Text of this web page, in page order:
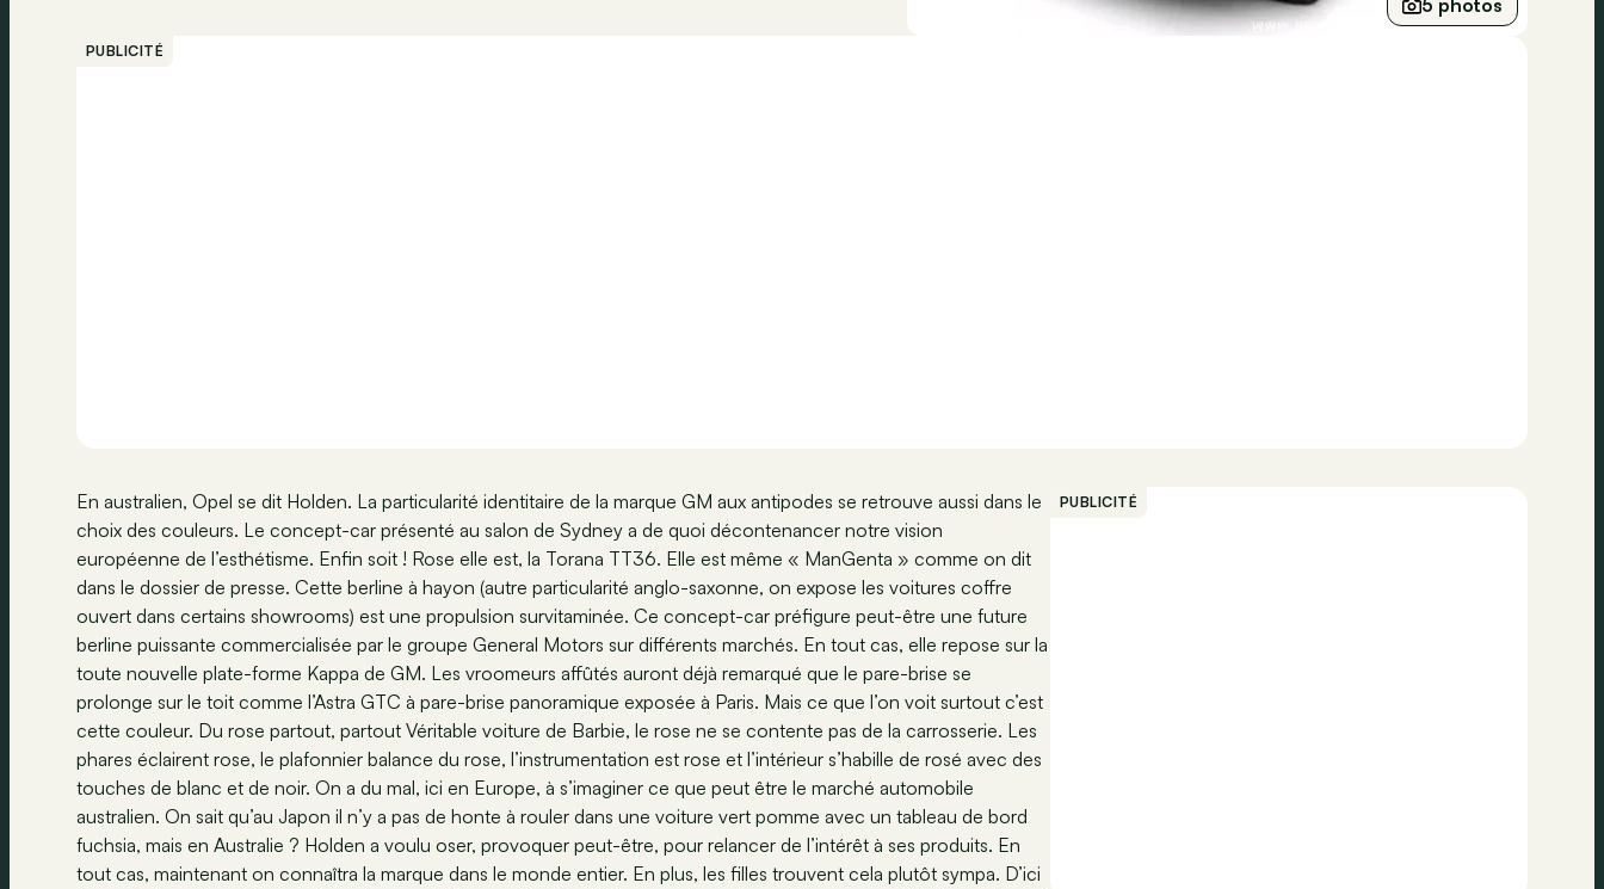
5 photos
PUBLICITÉ
En australien, Opel se dit Holden. La particularité identitaire de la marque GM aux antipodes se retrouve aussi dans le
choix des couleurs. Le concept-car présenté au salon de Sydney a de quoi décontenancer notre vision
européenne de l’esthétisme. Enfin soit ! Rose elle est, la Torana TT36. Elle est même « ManGenta » comme on dit
dans le dossier de presse. Cette berline à hayon (autre particularité anglo-saxonne, on expose les voitures coffre
ouvert dans certains showrooms) est une propulsion survitaminée. Ce concept-car préfigure peut-être une future
berline puissante commercialisée par le groupe General Motors sur différents marchés. En tout cas, elle repose sur la
toute nouvelle plate-forme Kappa de GM. Les vroomeurs affûtés auront déjà remarqué que le pare-brise se
prolonge sur le toit comme l’Astra GTC à pare-brise panoramique exposée à Paris. Mais ce que l’on voit surtout c’est
cette couleur. Du rose partout, partout Véritable voiture de Barbie, le rose ne se contente pas de la carrosserie. Les
phares éclairent rose, le plafonnier balance du rose, l’instrumentation est rose et l’intérieur s’habille de rosé avec des
touches de blanc et de noir. On a du mal, ici en Europe, à s’imaginer ce que peut être le marché automobile
australien. On sait qu’au Japon il n’y a pas de honte à rouler dans une voiture vert pomme avec un tableau de bord
fuchsia, mais en Australie ? Holden a voulu oser, provoquer peut-être, pour relancer de l’intérêt à ses produits. En
tout cas, maintenant on connaîtra la marque dans le monde entier. En plus, les filles trouvent cela plutôt sympa. D’ici
PUBLICITÉ